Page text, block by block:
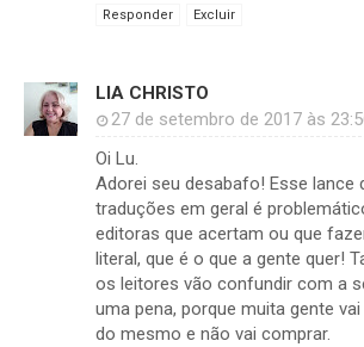
Responder Excluir
LIA CHRISTO
27 de setembro de 2017 às
Oi Lu.
Adorei seu desabafo! Esse lance
traduções em geral é
editoras que acertam ou que
literal, que é o que a gente quer!
os leitores vão confundir com a
uma pena, porque muita gente
do mesmo e não vai comprar.